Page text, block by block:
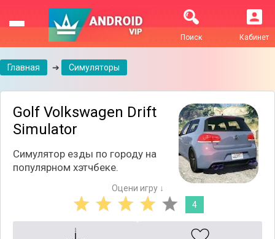
Кабинет
Поиск
Главная ➔ Симуляторы
Golf Volkswagen Drift
Simulator
Симулятор езды по городу на
популярном хэтчбеке.
Оцени игру ↓
4